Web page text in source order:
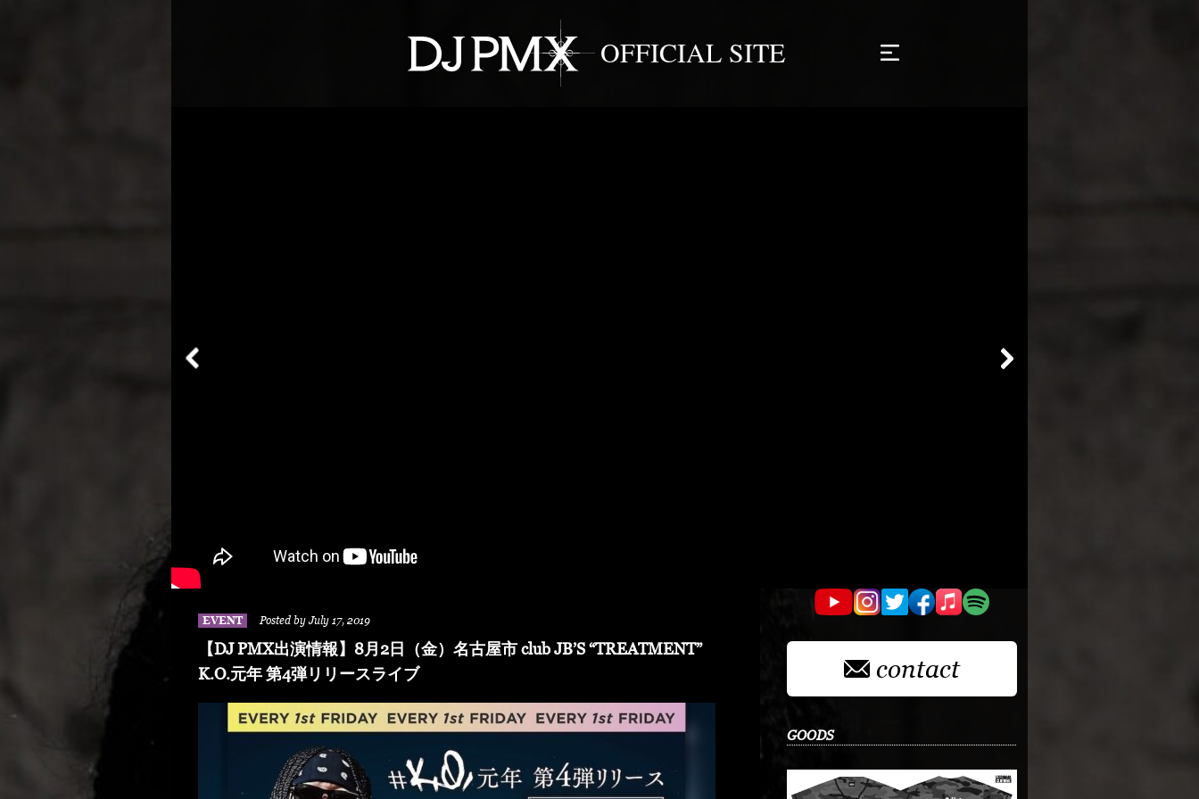
EVENT Posted by July 17, 2019
【DJ PMX出演情報】8月2日（金）名古屋市 club JB’S “TREATMENT”
K.O.元年 第4弾リリースライブ
contact
GOODS